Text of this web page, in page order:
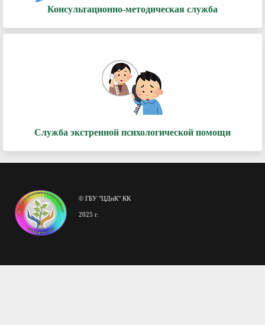
Консультационно-методическая служба
Служба экстренной психологической помощи
© ГБУ "ЦДиК" КК
2025 г.